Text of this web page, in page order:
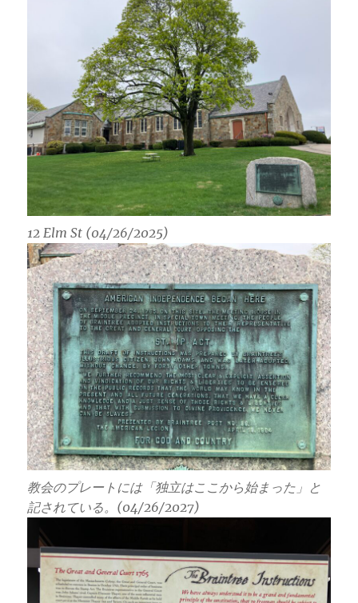
12 Elm St (04/26/2025)
教会のプレートには「独立はここから始まった」と
記されている。(04/26/2027)